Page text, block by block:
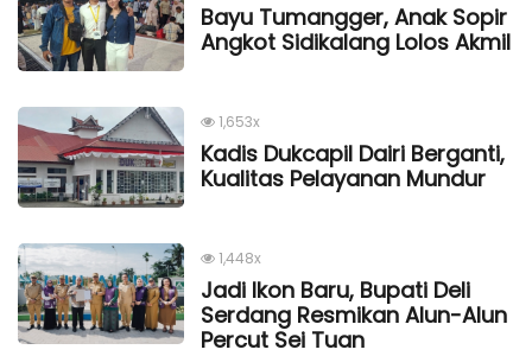
Bayu Tumangger, Anak Sopir
Angkot Sidikalang Lolos Akmil
1,653x
Kadis Dukcapil Dairi Berganti,
Kualitas Pelayanan Mundur
1,448x
Jadi Ikon Baru, Bupati Deli
Serdang Resmikan Alun-Alun
Percut Sei Tuan